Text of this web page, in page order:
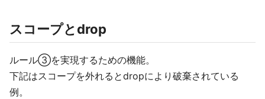
スコープとdrop
ルール③を実現するための機能。
下記はスコープを外れるとdropにより破棄されている
例。